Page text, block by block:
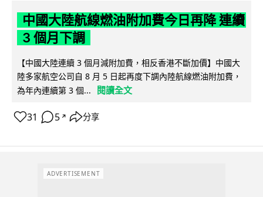
中國大陸航線燃油附加費今日再降 連續
3 個月下調
【中國大陸連續 3 個月減附加費，相反香港不斷加價】中國大
陸多家航空公司自 8 月 5 日起再度下調內陸航線燃油附加費，
為年內連續第 3 個...
閱讀全文
31 5 ↗ 分享
ADVERTISEMENT